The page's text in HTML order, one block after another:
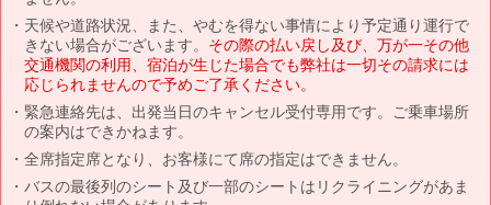
天候や道路状況、また、やむを得ない事情により予定通り運行で
きない場合がございます。 その際の払い戻し及び、万が一その他
交通機関の利用、宿泊が生じた場合でも弊社は一切その請求には
応じられませんので予めご了承ください。
緊急連絡先は、出発当日のキャンセル受付専用です。ご乗車場所
の案内はできかねます。
全席指定席となり、お客様にて席の指定はできません。
バスの最後列のシート及び一部のシートはリクライニングがあま